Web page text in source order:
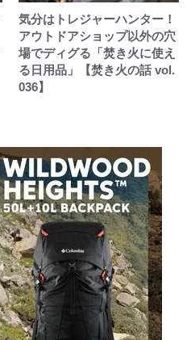
気分はトレジャーハンター！
アウトドアショップ以外の穴
場でディグる「焚き火に使え
る日用品」【焚き火の話 vol.
036】